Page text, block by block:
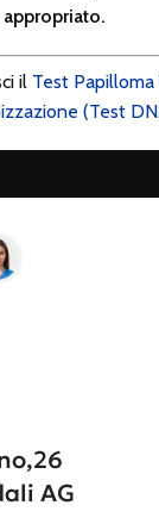
il Test Papilloma
(Test
AG